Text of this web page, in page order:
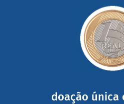
doação única
mail mostrando tudo o que
somada a de
saiba